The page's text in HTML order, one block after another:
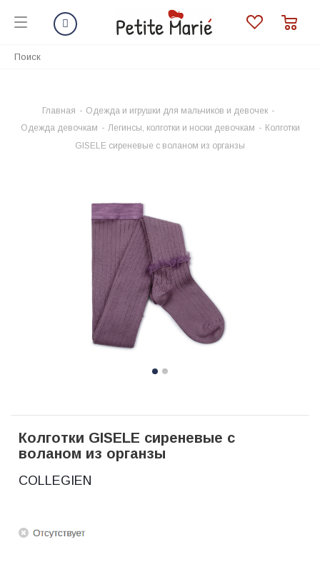
Главная - Одежда и игрушки для мальчиков и девочек -
Одежда девочкам - Легинсы, колготки и носки девочкам - Колготки
GISELE сиреневые с воланом из органзы
Колготки GISELE сиреневые с
воланом из органзы
COLLEGIEN